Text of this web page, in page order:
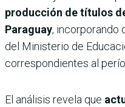
producción de títulos
Paraguay, incorporando
del Ministerio de
correspondientes al
El análisis revela que